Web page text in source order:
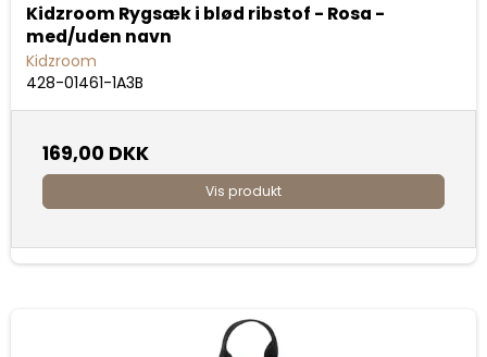
Kidzroom Rygsæk i blød ribstof - Rosa -
med/uden navn
Kidzroom
428-01461-1A3B
169,00 DKK
Vis produkt